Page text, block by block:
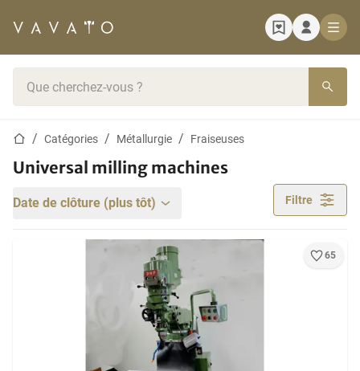
Page d'accueil
Catégories Métallurgie Fraiseuses
Universal milling machines
Date de clôture (plus tôt) Filtre
65